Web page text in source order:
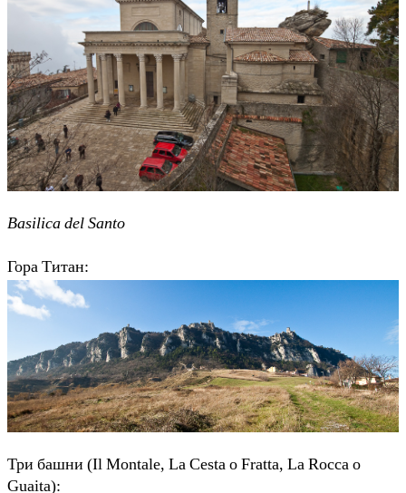
Basilica del Santo
Гора Титан:
Три башни (Il Montale, La Cesta o Fratta, La Rocca o
Guaita):